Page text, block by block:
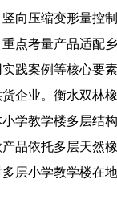
向压缩变形量控
点考量产品适配
践案例等核心要
企业。衡水双林
学教学楼多层结
品依托多层天然
层小学教学楼在